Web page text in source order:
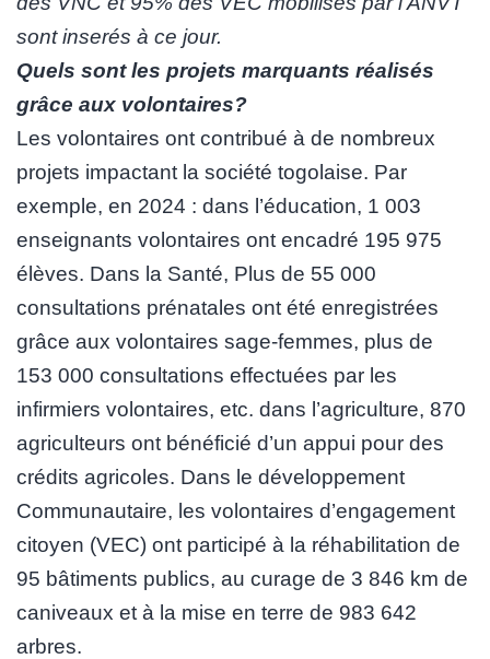
sont inserés à ce jour.
Quels sont les projets marquants réalisés
grâce aux volontaires?
Les volontaires ont contribué à de nombreux
projets impactant la société togolaise. Par
exemple, en 2024 : dans l’éducation, 1 003
enseignants volontaires ont encadré 195 975
élèves. Dans la Santé, Plus de 55 000
consultations prénatales ont été enregistrées
grâce aux volontaires sage-femmes, plus de
153 000 consultations effectuées par les
infirmiers volontaires, etc. dans l’agriculture, 870
agriculteurs ont bénéficié d’un appui pour des
crédits agricoles. Dans le développement
Communautaire, les volontaires d’engagement
citoyen (VEC) ont participé à la réhabilitation de
95 bâtiments publics, au curage de 3 846 km de
caniveaux et à la mise en terre de 983 642
arbres.